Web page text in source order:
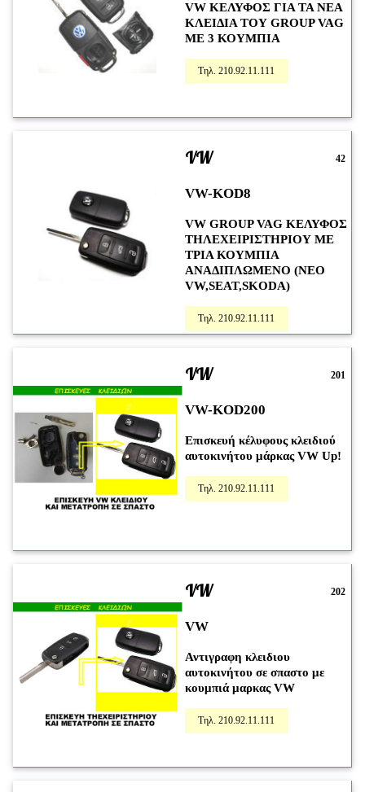
VW ΚΕΛΥΦΟΣ ΓΙΑ ΤΑ ΝΕΑ
ΚΛΕΙΔΙΑ ΤΟΥ GROUP VAG
ME 3 ΚΟΥΜΠΙΑ
Τηλ. 210.92.11.111
VW
VW-KOD8
VW GROUP VAG ΚΕΛΥΦΟΣ
ΤΗΛΕΧΕΙΡΙΣΤΗΡΙΟΥ ΜΕ
ΤΡΙΑ ΚΟΥΜΠΙΑ
ΑΝΑΔΙΠΛΩΜΕΝΟ (NEO
VW,SEAT,SKODA)
Τηλ. 210.92.11.111
42
VW
VW-KOD200
Επισκευή κέλυφους κλειδιού
αυτοκινήτου μάρκας VW Up!
Τηλ. 210.92.11.111
201
VW
VW
Αντιγραφη κλειδιου
αυτοκινήτου σε σπαστο με
κουμπιά μαρκας VW
Τηλ. 210.92.11.111
202